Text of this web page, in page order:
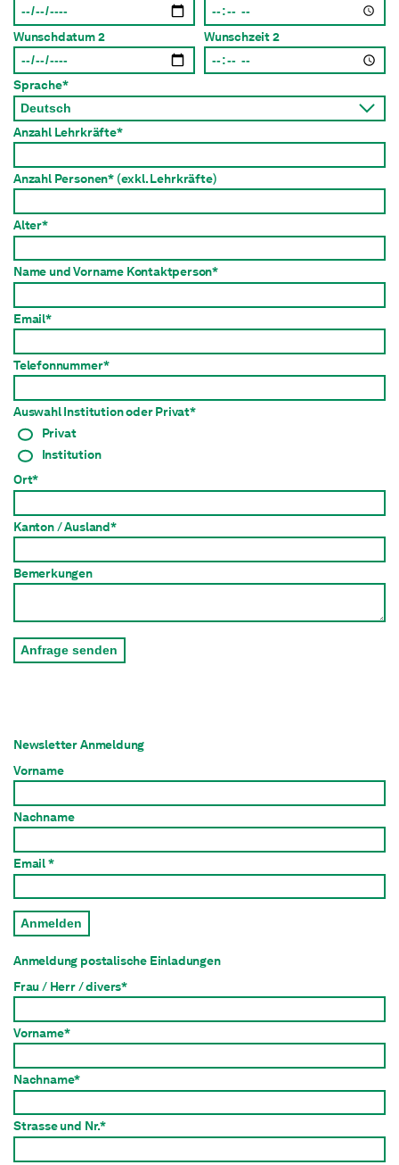
Wunschdatum 2 Wunschzeit 2
Sprache*
Anzahl Lehrkräfte*
Anzahl Personen* (exkl. Lehrkräfte)
Alter*
Name und Vorname Kontaktperson*
Email*
Telefonnummer*
Auswahl Institution oder Privat*
Privat
Institution
Ort*
Kanton / Ausland*
Bemerkungen
Anfrage senden
Newsletter Anmeldung
Vorname
Nachname
Email *
Anmelden
Anmeldung postalische Einladungen
Frau / Herr / divers*
Vorname*
Nachname*
Strasse und Nr.*